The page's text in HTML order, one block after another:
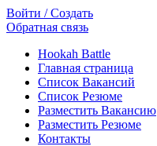
Войти / Создать
Обратная связь
Hookah Battle
Главная страница
Список Вакансий
Список Резюме
Разместить Вакансию
Разместить Резюме
Контакты